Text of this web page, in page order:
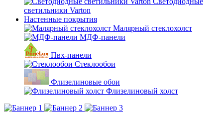
светильники Varton
Настенные покрытия
Малярный стеклохолст
МДФ-панели
Пвх-панели
Стеклообои
Флизелиновые обои
Флизелиновый холст